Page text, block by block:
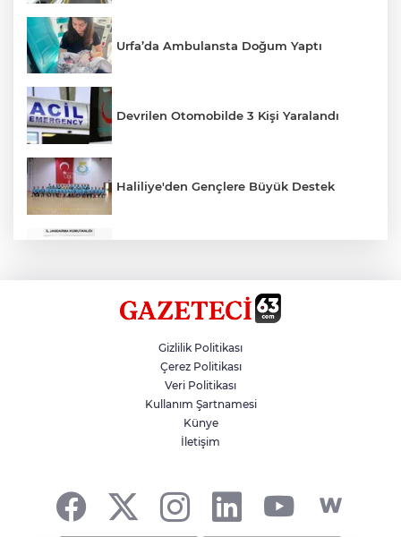
Urfa’da Ambulansta Doğum Yaptı
Devrilen Otomobilde 3 Kişi Yaralandı
Haliliye'den Gençlere Büyük Destek
Hikmet Başak’tan Ulaşım Çalışması
Atatürk Bulvarında Asfalt Yenileniyor
Gizlilik Politikası
Çerez Politikası
Veri Politikası
Kullanım Şartnamesi
Künye
İletişim